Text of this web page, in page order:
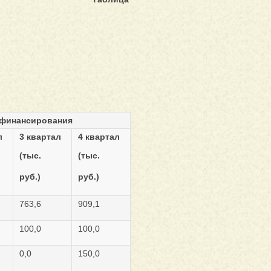
3 квартал
(тыс.
руб.)
4 квартал
(тыс.
руб.)
763,6 909,1
100,0 100,0
0,0 150,0